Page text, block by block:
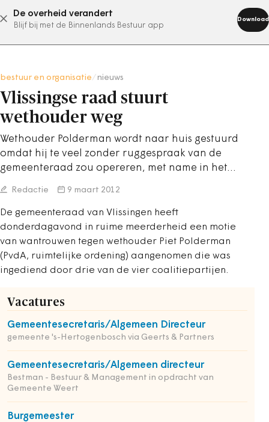
De overheid verandert
Blijf bij met de Binnenlands Bestuur app
Download
abonneer nu
bestuur en organisatie nieuws
Vlissingse raad stuurt
wethouder weg
Wethouder Polderman wordt naar huis gestuurd
omdat hij te veel zonder ruggespraak van de
gemeenteraad zou opereren, met name in het…
Redactie 9 maart 2012
De gemeenteraad van Vlissingen heeft
donderdagavond in ruime meerderheid een motie
van wantrouwen tegen wethouder Piet Polderman
(PvdA, ruimtelijke ordening) aangenomen die was
ingediend door drie van de vier coalitiepartijen.
Vacatures
Gemeentesecretaris/Algemeen Directeur
gemeente 's-Hertogenbosch via Geerts & Partners
Gemeentesecretaris/Algemeen directeur
Bestman - Bestuur & Management in opdracht van
Gemeente Weert
Burgemeester